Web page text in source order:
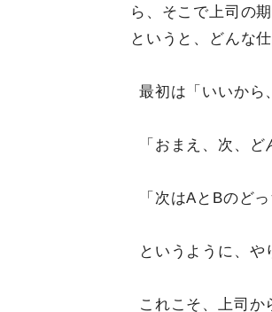
ら、そこで上司の
というと、どんな
最初は「いいから
「おまえ、次、ど
「次はAとBのど
というように、や
これこそ、上司か